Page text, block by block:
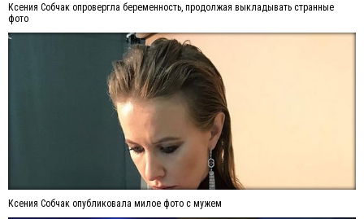
Ксения Собчак опровергла беременность, продолжая выкладывать странные
фото
Ксения Собчак опубликовала милое фото с мужем